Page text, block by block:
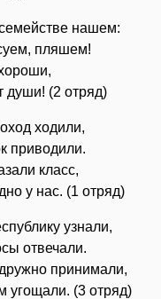
нашем:
пляшем!
души! (2 отряд)
ходили,
приводили.
класс,
у нас. (1 отряд)
узнали,
отвечали.
принимали,
угощали. (3 отряд)